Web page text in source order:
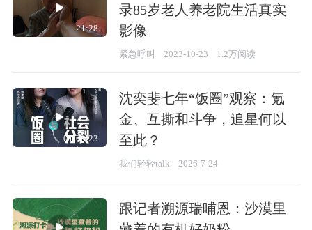
21:28
录85岁老人养老院生活真实
影像
紧急呼叫 2023-10-23 1.2万阅读
01:08:23
沈奕斐七年“饭圈”观察：氪
金、互撕和斗争，追星何以
至此？
我们轻轻talk 2026-7-24
跟记者溯源瑞哺恩：沙漠里